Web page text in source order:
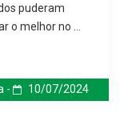
puderam
o melhor no ...
- 10/07/2024